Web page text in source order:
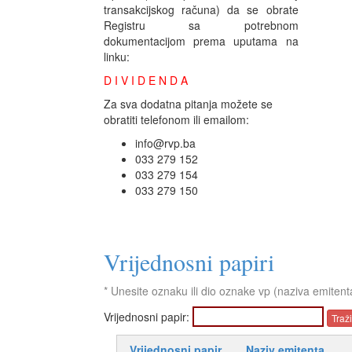
transakcijskog računa) da se obrate
Registru sa potrebnom
dokumentacijom prema uputama na
linku:
D I V I D E N D A
Za sva dodatna pitanja možete se
obratiti telefonom ili emailom:
info@rvp.ba
033 279 152
033 279 154
033 279 150
Vrijednosni papiri
* Unesite oznaku ili dio oznake vp (naziva
Vrijednosni papir: